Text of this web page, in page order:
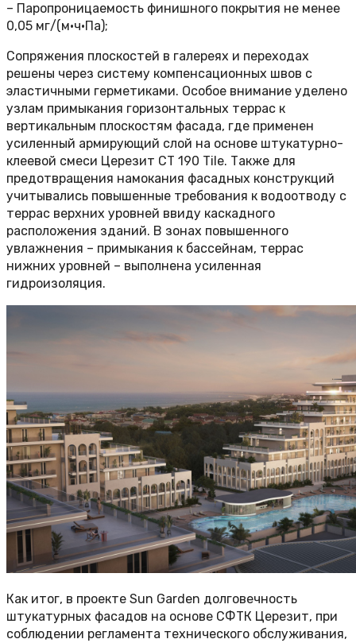
– Паропроницаемость финишного покрытия не менее
0,05 мг/(м·ч·Па);
Сопряжения плоскостей в галереях и переходах
решены через систему компенсационных швов с
эластичными герметиками. Особое внимание уделено
узлам примыкания горизонтальных террас к
вертикальным плоскостям фасада, где применен
усиленный армирующий слой на основе штукатурно-
клеевой смеси Церезит СТ 190 Tile. Также для
предотвращения намокания фасадных конструкций
учитывались повышенные требования к водоотводу с
террас верхних уровней ввиду каскадного
расположения зданий. В зонах повышенного
увлажнения – примыкания к бассейнам, террас
нижних уровней – выполнена усиленная
гидроизоляция.
Как итог, в проекте Sun Garden долговечность
штукатурных фасадов на основе СФТК Церезит, при
соблюдении регламента технического обслуживания,